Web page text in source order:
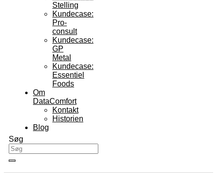
Stelling
Kundecase:
Pro-
consult
Kundecase:
GP
Metal
Kundecase:
Essentiel
Foods
Om
DataComfort
Kontakt
Historien
Blog
Søg